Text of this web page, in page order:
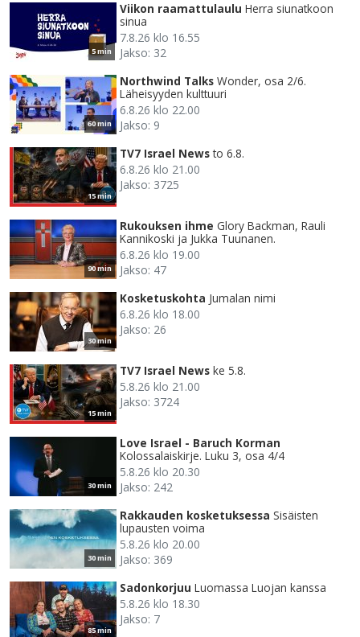
5 min
Viikon raamattulaulu Herra siunatkoon
sinua
7.8.26 klo 16.55
Jakso: 32
60 min
Northwind Talks Wonder, osa 2/6.
Läheisyyden kulttuuri
6.8.26 klo 22.00
Jakso: 9
15 min
TV7 Israel News to 6.8.
6.8.26 klo 21.00
Jakso: 3725
90 min
Rukouksen ihme Glory Backman, Rauli
Kannikoski ja Jukka Tuunanen.
6.8.26 klo 19.00
Jakso: 47
30 min
Kosketuskohta Jumalan nimi
6.8.26 klo 18.00
Jakso: 26
15 min
TV7 Israel News ke 5.8.
5.8.26 klo 21.00
Jakso: 3724
30 min
Love Israel - Baruch Korman
Kolossalaiskirje. Luku 3, osa 4/4
5.8.26 klo 20.30
Jakso: 242
30 min
Rakkauden kosketuksessa Sisäisten
lupausten voima
5.8.26 klo 20.00
Jakso: 369
85 min
Sadonkorjuu Luomassa Luojan kanssa
5.8.26 klo 18.30
Jakso: 7